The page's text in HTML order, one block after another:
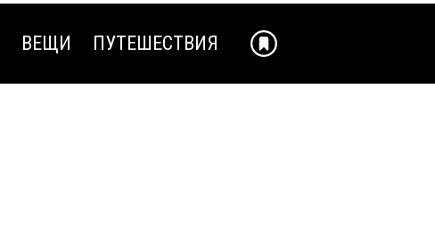
ВЕЩИ ПУТЕШЕСТВИЯ